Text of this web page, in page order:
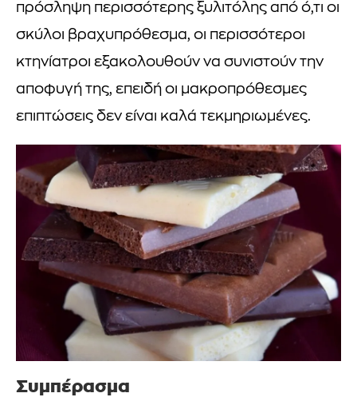
πρόσληψη περισσότερης ξυλιτόλης από ό,τι οι
σκύλοι βραχυπρόθεσμα, οι περισσότεροι
κτηνίατροι εξακολουθούν να συνιστούν την
αποφυγή της, επειδή οι μακροπρόθεσμες
επιπτώσεις δεν είναι καλά τεκμηριωμένες.
Συμπέρασμα